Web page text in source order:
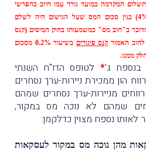
המקדמה במועד גורר עִמו חיוב בהפרשי
(בשיעור שנתי של 4%) בגין סכום המס שעל הנישום היה לשלם
ב"חוב מס" כמשמעותו בחוק המיסים (קנס
קנס פיגורים
בשיעור 0.2% מסכום
ממנו.
בנספח ג'* לטופס הדו"ח השנתי
שעניינו ברווח הון ממכירת ניירות-ערך נסחרים
מניירות-ערך נסחרים שמהם
שמהם לא נוכה מס במקור,
מהן נוכה מס במקור לעסקאות